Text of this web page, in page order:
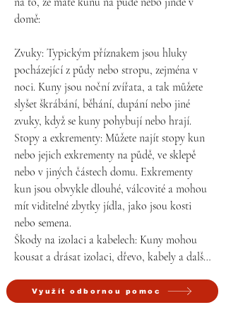
domě:
Zvuky: Typickým příznakem jsou hluky
pocházející z půdy nebo stropu, zejména v
noci. Kuny jsou noční zvířata, a tak můžete
slyšet škrábání, běhání, dupání nebo jiné
zvuky, když se kuny pohybují nebo hrají.
Stopy a exkrementy: Můžete najít stopy kun
nebo jejich exkrementy na půdě, ve sklepě
nebo v jiných částech domu. Exkrementy
kun jsou obvykle dlouhé, válcovité a mohou
mít viditelné zbytky jídla, jako jsou kosti
nebo semena.
Škody na izolaci a kabelech: Kuny mohou
kousat a drásat izolaci, dřevo, kabely a další
domu. Mohou rovněž roztrhat izolaci ve
Využít odbornou pomoc